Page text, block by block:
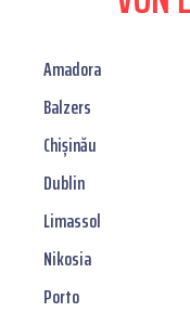
Amadora
Balzers
Chișinău
Dublin
Limassol
Nikosia
Porto